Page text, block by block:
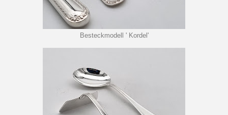
Besteckmodell ' Kordel'